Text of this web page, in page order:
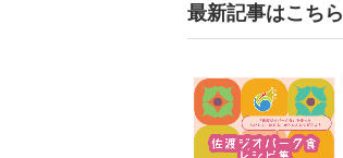
最新記事はこちら